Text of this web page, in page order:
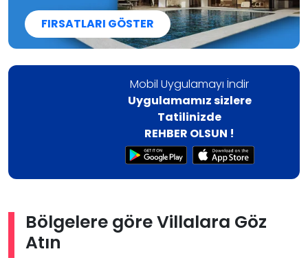
FIRSATLARI GÖSTER
Mobil Uygulamayı İndir
Uygulamamız sizlere
Tatilinizde
REHBER OLSUN !
Bölgelere göre Villalara Göz
Atın